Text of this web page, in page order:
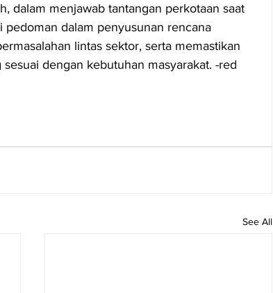
dalam menjawab tantangan perkotaan saat
dalam penyusunan rencana
lintas sektor, serta memastikan
dengan kebutuhan masyarakat. -red
See All